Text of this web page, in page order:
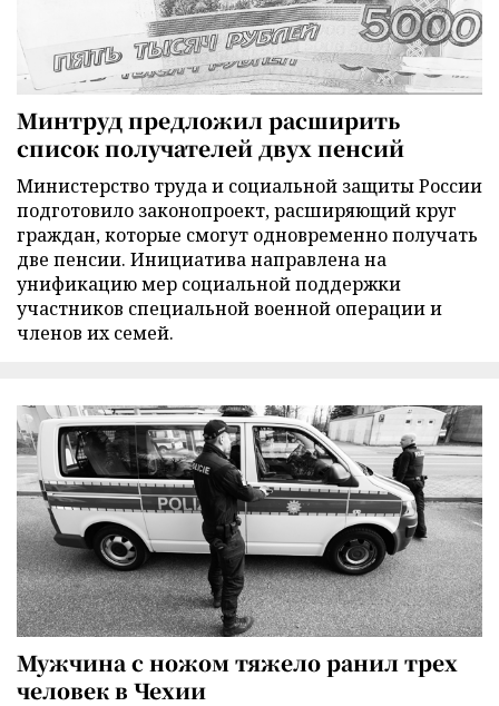
Минтруд предложил расширить
список получателей двух пенсий
Министерство труда и социальной защиты России
подготовило законопроект, расширяющий круг
граждан, которые смогут одновременно получать
две пенсии. Инициатива направлена на
унификацию мер социальной поддержки
участников специальной военной операции и
членов их семей.
Мужчина с ножом тяжело ранил трех
человек в Чехии